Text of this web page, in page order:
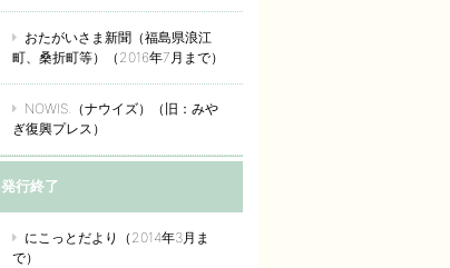
おたがいさま新聞（福島県浪江
町、桑折町等）（2016年7月まで）
NOWIS.（ナウイズ）（旧：みや
ぎ復興プレス）
発行終了
にこっとだより（2014年3月ま
で）